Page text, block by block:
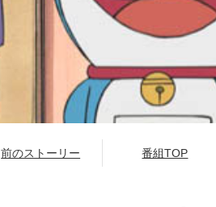
前のストーリー 番組TOP